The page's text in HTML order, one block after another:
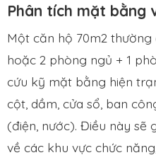
Phân tích mặt bằng
Một căn hộ 70m2
hoặc 2 phòng ngủ + 1
cứu kỹ mặt bằng hiện
cột, dầm, cửa sổ, ban
(điện, nước). Điều này sẽ
về các khu vực chức